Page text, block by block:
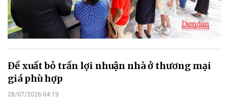
Đề xuất bỏ trần lợi nhuận nhà ở thương mại
giá phù hợp
28/07/2026 04:19